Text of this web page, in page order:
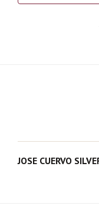
JOSE CUERVO